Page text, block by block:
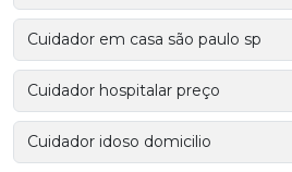
Cuidador em casa são paulo sp
Cuidador hospitalar preço
Cuidador idoso domicilio